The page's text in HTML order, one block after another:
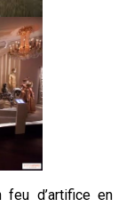
feu d’artifice en